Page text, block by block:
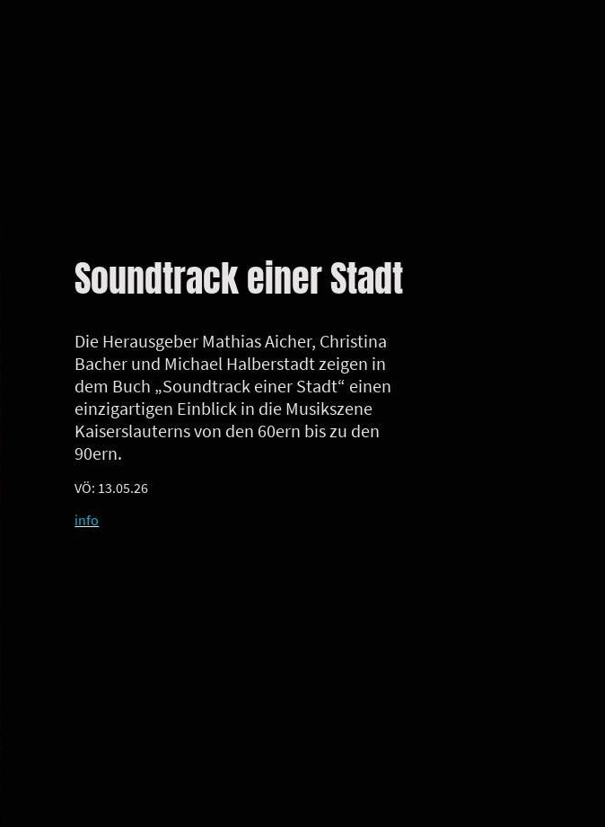
Soundtrack einer Stadt
Die Herausgeber Mathias Aicher, Christina
Bacher und Michael Halberstadt zeigen in
dem Buch „Soundtrack einer Stadt“ einen
einzigartigen Einblick in die Musikszene
Kaiserslauterns von den 60ern bis zu den
90ern.
VÖ: 13.05.26
info